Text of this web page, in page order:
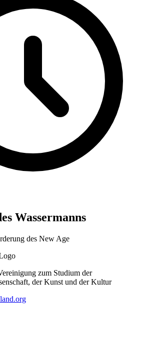
Wassermanns
des New Age
zum Studium der
der Kunst und der Kultur